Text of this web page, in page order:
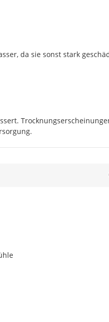
da sie sonst stark